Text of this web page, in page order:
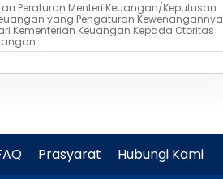
Peraturan Menteri Keuangan/Keputusan
yang Pengaturan Kewenangannya
Kementerian Keuangan Kepada Otoritas
Prasyarat Hubungi Kami